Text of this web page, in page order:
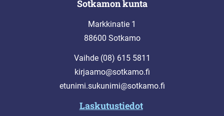
Sotkamon kunta
Markkinatie 1
88600 Sotkamo
Vaihde (08) 615 5811
kirjaamo@sotkamo.fi
etunimi.sukunimi@sotkamo.fi
Laskutustiedot